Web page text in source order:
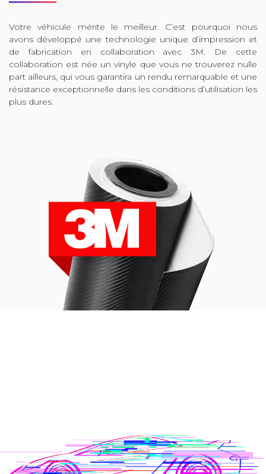
Votre véhicule mérite le meilleur. C’est pourquoi nous
avons développé une technologie unique d’impression et
de fabrication en collaboration avec 3M. De cette
collaboration est née un vinyle que vous ne trouverez nulle
part ailleurs, qui vous garantira un rendu remarquable et une
résistance exceptionnelle dans les conditions d’utilisation les
plus dures.